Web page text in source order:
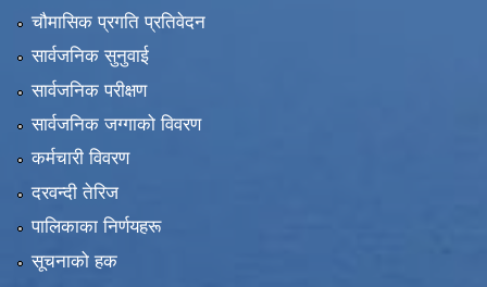
चौमासिक प्रगति प्रतिवेदन
सार्वजनिक सुनुवाई
सार्वजनिक परीक्षण
सार्वजनिक जग्गाको विवरण
कर्मचारी विवरण
दरवन्दी तेरिज
पालिकाका निर्णयहरू
सूचनाको हक